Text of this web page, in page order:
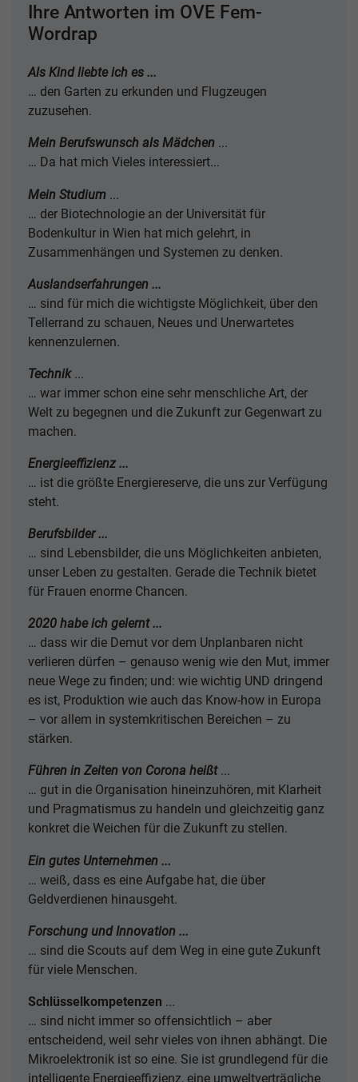
Ihre Antworten im OVE Fem-
Wordrap
Als Kind liebte ich es ...
… den Garten zu erkunden und Flugzeugen
zuzusehen.
Mein Berufswunsch als Mädchen ...
… Da hat mich Vieles interessiert...
Mein Studium ...
… der Biotechnologie an der Universität für
Bodenkultur in Wien hat mich gelehrt, in
Zusammenhängen und Systemen zu denken.
Auslandserfahrungen ...
… sind für mich die wichtigste Möglichkeit, über den
Tellerrand zu schauen, Neues und Unerwartetes
kennenzulernen.
Technik...
… war immer schon eine sehr menschliche Art, der
Welt zu begegnen und die Zukunft zur Gegenwart zu
machen.
Energieeffizienz ...
… ist die größte Energiereserve, die uns zur Verfügung
steht.
Berufsbilder ...
… sind Lebensbilder, die uns Möglichkeiten anbieten,
unser Leben zu gestalten. Gerade die Technik bietet
für Frauen enorme Chancen.
2020 habe ich gelernt ...
… dass wir die Demut vor dem Unplanbaren nicht
verlieren dürfen – genauso wenig wie den Mut, immer
neue Wege zu finden; und: wie wichtig UND dringend
es ist, Produktion wie auch das Know-how in Europa
– vor allem in systemkritischen Bereichen – zu
stärken.
Führen in Zeiten von Corona heißt...
… gut in die Organisation hineinzuhören, mit Klarheit
und Pragmatismus zu handeln und gleichzeitig ganz
konkret die Weichen für die Zukunft zu stellen.
Ein gutes Unternehmen ...
… weiß, dass es eine Aufgabe hat, die über
Geldverdienen hinausgeht.
Forschung und Innovation ...
… sind die Scouts auf dem Weg in eine gute Zukunft
für viele Menschen.
Schlüsselkompetenzen ...
… sind nicht immer so offensichtlich – aber
entscheidend, weil sehr vieles von ihnen abhängt. Die
Mikroelektronik ist so eine. Sie ist grundlegend für die
intelligente Energieeffizienz, eine umweltverträgliche